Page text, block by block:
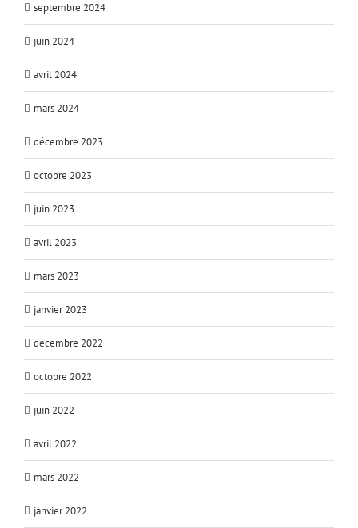
septembre 2024
juin 2024
avril 2024
mars 2024
décembre 2023
octobre 2023
juin 2023
avril 2023
mars 2023
janvier 2023
décembre 2022
octobre 2022
juin 2022
avril 2022
mars 2022
janvier 2022